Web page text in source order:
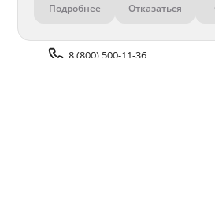
Контакты
8 (800) 500-11-36
Подробнее Отказаться